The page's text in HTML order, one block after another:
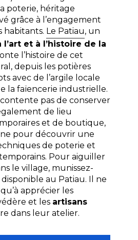
poterie, héritage
grâce à l’engagement
habitants. Le Patiau, un
et à l’histoire de la
l’histoire de cet
depuis les potières
avec de l’argile locale
la faïencerie industrielle.
pas de conserver
de lieu
et de boutique,
pour découvrir une
de poterie et
Pour aiguiller
le village, munissez-
disponible au Patiau. Il ne
apprécier les
et les artisans
dans leur atelier.